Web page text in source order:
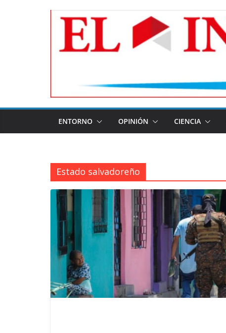
ENTORNO OPINIÓN CIENCIA
Estado salvadoreño